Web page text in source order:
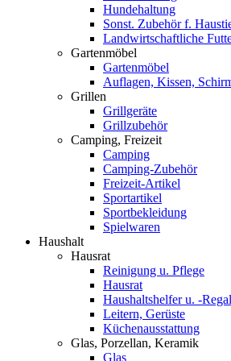
Hundehaltung
Sonst. Zubehör f.
Landwirtschaftliche
Gartenmöbel
Gartenmöbel
Auflagen, Kissen,
Grillen
Grillgeräte
Grillzubehör
Camping, Freizeit
Camping
Camping-Zubehör
Freizeit-Artikel
Sportartikel
Sportbekleidung
Spielwaren
Haushalt
Hausrat
Reinigung u. Pflege
Hausrat
Haushaltshelfer u. -
Leitern, Gerüste
Küchenausstattung
Glas, Porzellan, Keramik
Glas